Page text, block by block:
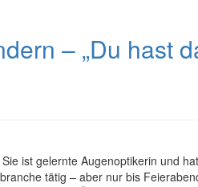
– „Du hast
ist gelernte Augenoptikerin und
tätig – aber nur bis